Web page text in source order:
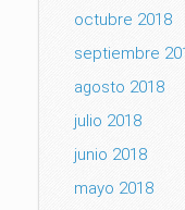
octubre 2018
septiembre
agosto 2018
julio 2018
junio 2018
mayo 2018